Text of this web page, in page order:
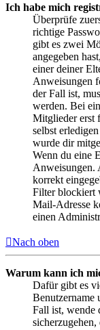
Ich habe mich
Überprüfe
richtige
gibt es zwei
angegeben
einer deiner
Anweisungen
der Fall ist,
werden. Bei
Mitglieder erst
selbst
wurde dir
Wenn du eine
Anweisungen.
korrekt
Filter blockiert
Mail-Adresse
einen
Nach oben
Warum kann ich
Dafür gibt es
Benutzername
Fall ist, wende